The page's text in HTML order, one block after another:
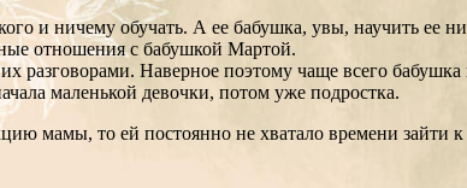
и ничему обучать. А ее бабушка, увы, научить ее
отношения с бабушкой Мартой.
разговорами. Наверное поэтому чаще всего
маленькой девочки, потом уже подростка.
мамы, то ей постоянно не хватало времени зайти